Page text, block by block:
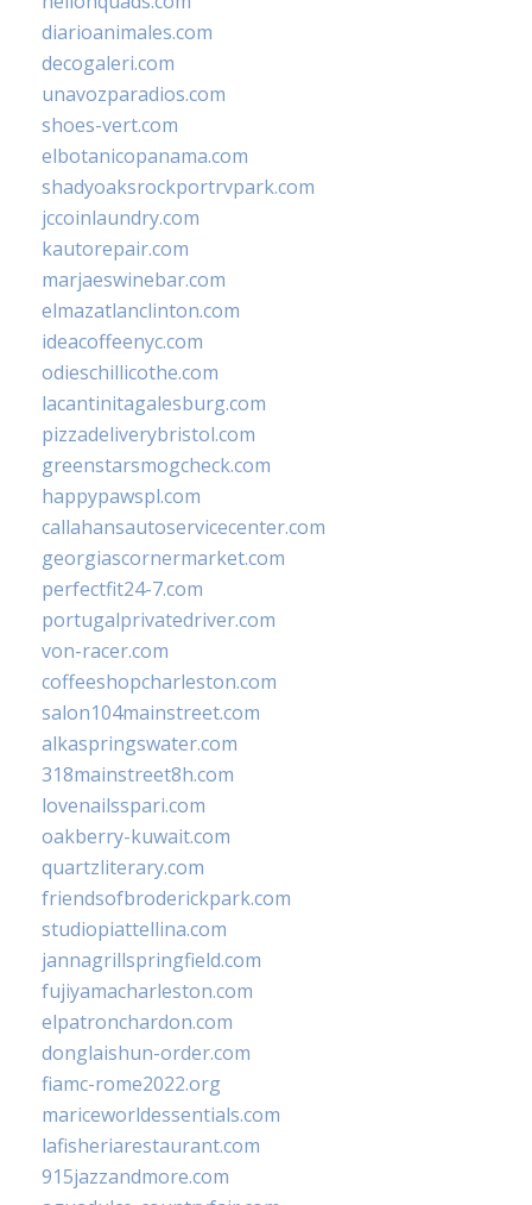
diarioanimales.com
decogaleri.com
unavozparadios.com
shoes-vert.com
elbotanicopanama.com
shadyoaksrockportrvpark.com
jccoinlaundry.com
kautorepair.com
marjaeswinebar.com
elmazatlanclinton.com
ideacoffeenyc.com
odieschillicothe.com
lacantinitagalesburg.com
pizzadeliverybristol.com
greenstarsmogcheck.com
happypawspl.com
callahansautoservicecenter.com
georgiascornermarket.com
perfectfit24-7.com
portugalprivatedriver.com
von-racer.com
coffeeshopcharleston.com
salon104mainstreet.com
alkaspringswater.com
318mainstreet8h.com
lovenailsspari.com
oakberry-kuwait.com
quartzliterary.com
friendsofbroderickpark.com
studiopiattellina.com
jannagrillspringfield.com
fujiyamacharleston.com
elpatronchardon.com
donglaishun-order.com
fiamc-rome2022.org
mariceworldessentials.com
lafisheriarestaurant.com
915jazzandmore.com